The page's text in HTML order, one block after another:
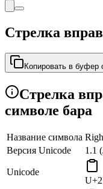
Стрелка
Копировать в буфер
Стрелка
символе бара
Название символа
Версия Unicode
1.1
Unicode